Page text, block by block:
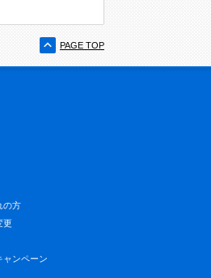
PAGE TOP
の方
更
ャンペーン